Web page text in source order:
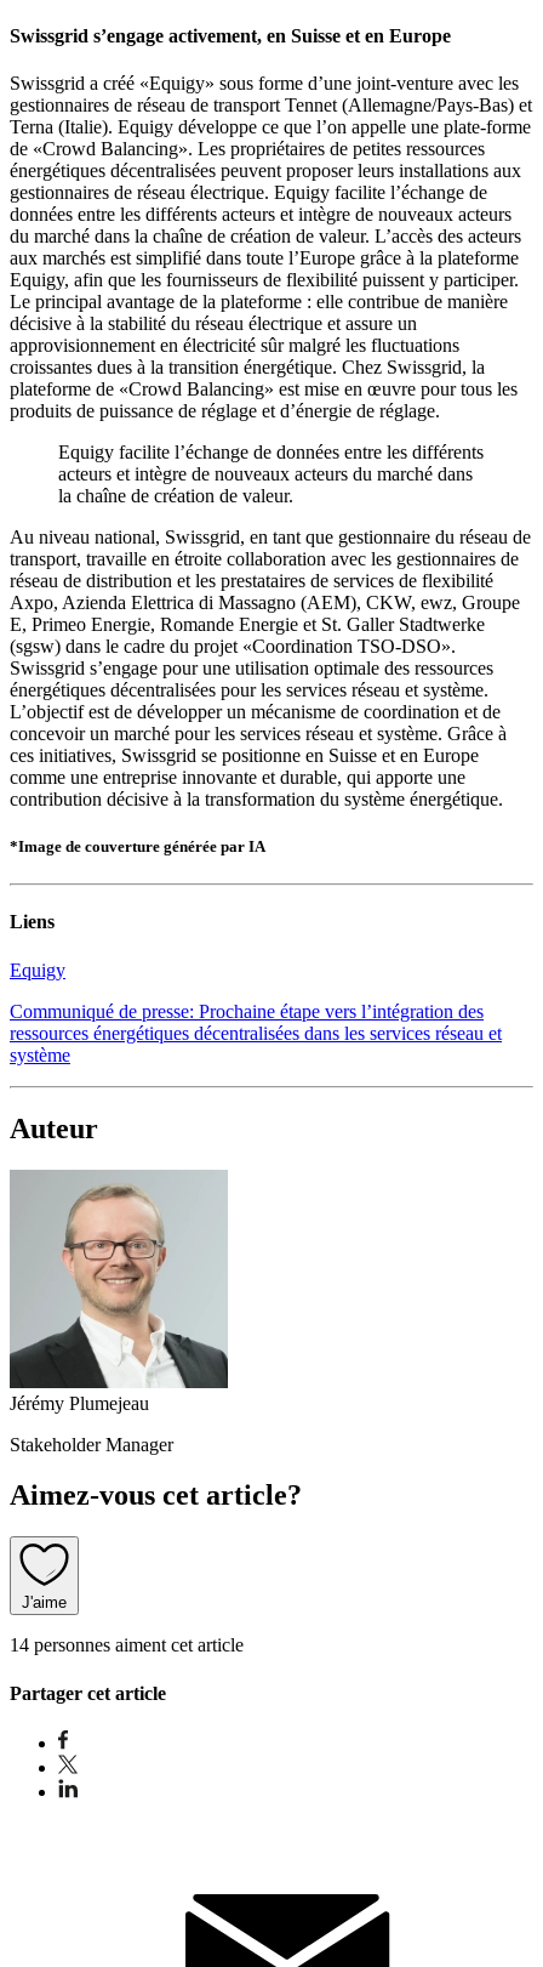
Swissgrid s’engage activement, en Suisse et en Europe
Swissgrid a créé «Equigy» sous forme d’une joint-venture avec les
gestionnaires de réseau de transport Tennet (Allemagne/Pays-Bas) et
Terna (Italie). Equigy développe ce que l’on appelle une plate-forme
de «Crowd Balancing». Les propriétaires de petites ressources
énergétiques décentralisées peuvent proposer leurs installations aux
gestionnaires de réseau électrique. Equigy facilite l’échange de
données entre les différents acteurs et intègre de nouveaux acteurs
du marché dans la chaîne de création de valeur. L’accès des acteurs
aux marchés est simplifié dans toute l’Europe grâce à la plateforme
Equigy, afin que les fournisseurs de flexibilité puissent y participer.
Le principal avantage de la plateforme : elle contribue de manière
décisive à la stabilité du réseau électrique et assure un
approvisionnement en électricité sûr malgré les fluctuations
croissantes dues à la transition énergétique. Chez Swissgrid, la
plateforme de «Crowd Balancing» est mise en œuvre pour tous les
produits de puissance de réglage et d’énergie de réglage.
Equigy facilite l’échange de données entre les différents
acteurs et intègre de nouveaux acteurs du marché dans
la chaîne de création de valeur.
Au niveau national, Swissgrid, en tant que gestionnaire du réseau de
transport, travaille en étroite collaboration avec les gestionnaires de
réseau de distribution et les prestataires de services de flexibilité
Axpo, Azienda Elettrica di Massagno (AEM), CKW, ewz, Groupe
E, Primeo Energie, Romande Energie et St. Galler Stadtwerke
(sgsw) dans le cadre du projet «Coordination TSO-DSO».
Swissgrid s’engage pour une utilisation optimale des ressources
énergétiques décentralisées pour les services réseau et système.
L’objectif est de développer un mécanisme de coordination et de
concevoir un marché pour les services réseau et système. Grâce à
ces initiatives, Swissgrid se positionne en Suisse et en Europe
comme une entreprise innovante et durable, qui apporte une
contribution décisive à la transformation du système énergétique.
*Image de couverture générée par IA
Liens
Equigy
Communiqué de presse: Prochaine étape vers l’intégration des
ressources énergétiques décentralisées dans les services réseau et
système
Auteur
Jérémy Plumejeau
Stakeholder Manager
Aimez-vous cet article?
J'aime
14 personnes aiment cet article
Partager cet article